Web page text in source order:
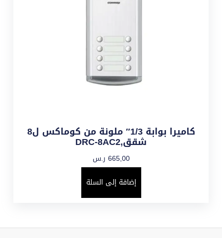
كاميرا بوابة 1/3″ ملونة من كوماكس ل8
شقق,DRC-8AC2
665,00 ر.س
إضافة إلى السلة